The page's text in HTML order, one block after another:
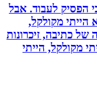
לעבוד. אבל
מקולקל,
זיכרונות
הייתי